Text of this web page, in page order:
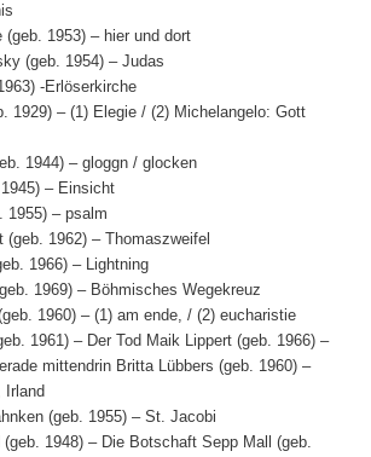
(geb. 1953) – hier und dort
(geb. 1954) – Judas
-Erlöserkirche
1929) – (1) Elegie / (2) Michelangelo: Gott
1944) – gloggn / glocken
– Einsicht
1955) – psalm
(geb. 1962) – Thomaszweifel
1966) – Lightning
1969) – Böhmisches Wegekreuz
1960) – (1) am ende, / (2) eucharistie
1961) – Der Tod Maik Lippert (geb. 1966) –
mittendrin Britta Lübbers (geb. 1960) –
Irland
(geb. 1955) – St. Jacobi
1948) – Die Botschaft Sepp Mall (geb.